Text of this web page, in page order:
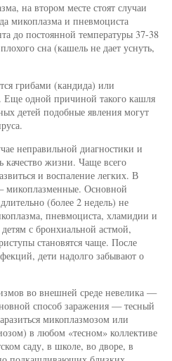
на втором месте стоят случаи
микоплазма и пневмоциста
до постоянной температуры 37-38
сна (кашель не дает уснуть,
грибами (кандида) или
одной причиной такого кашля
детей подобные явления могут
неправильной диагностики и
качество жизни. Чаще всего
и воспаление легких. В
Основной
(более 2 недель) не
пневмоциста, хламидии и
с бронхиальной астмой,
становятся чаще. После
дети надолго забывают о
во внешней среде невелика —
способ заражения — тесный
микоплазмозом или
в любом «тесном» коллективе
саду, в школе, во дворе, в